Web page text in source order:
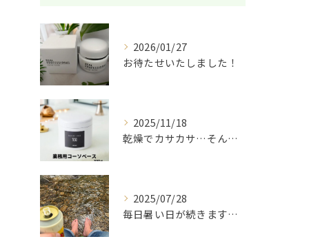
2026/01/27
お待たせいたしました！
2025/11/18
乾燥でカサカサ…そんな肌に救世主✨ 天然酵母と植物エキスでし...
2025/07/28
毎日暑い日が続きますね。